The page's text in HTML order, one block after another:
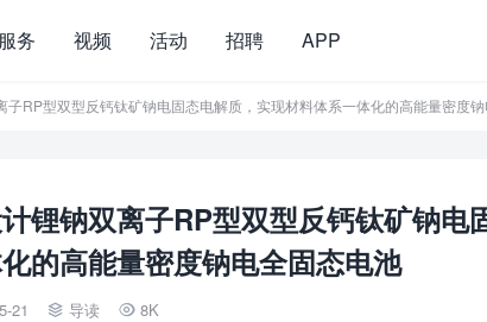
服务 视频 活动 招聘 APP
RP型双型反钙钛矿钠电固态电解质，实现材料体系一体化的高能量密度
锂钠双离子RP型双型反钙钛矿钠电
的高能量密度钠电全固态电池
21  导读  8K